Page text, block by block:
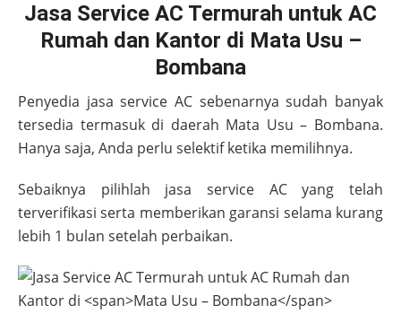
Jasa Service AC Termurah untuk AC
Rumah dan Kantor di Mata Usu –
Bombana
Penyedia jasa service AC sebenarnya sudah banyak
tersedia termasuk di daerah Mata Usu – Bombana.
Hanya saja, Anda perlu selektif ketika memilihnya.
Sebaiknya pilihlah jasa service AC yang telah
terverifikasi serta memberikan garansi selama kurang
lebih 1 bulan setelah perbaikan.